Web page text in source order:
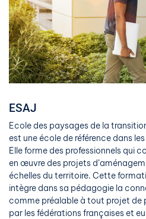
ESAJ
Ecole des paysages de la
est une école de référence dans
Elle forme des professionnels qui
en œuvre des projets
échelles du territoire. Cette
intègre dans sa pédagogie la
comme préalable à tout projet de
par les fédérations françaises et